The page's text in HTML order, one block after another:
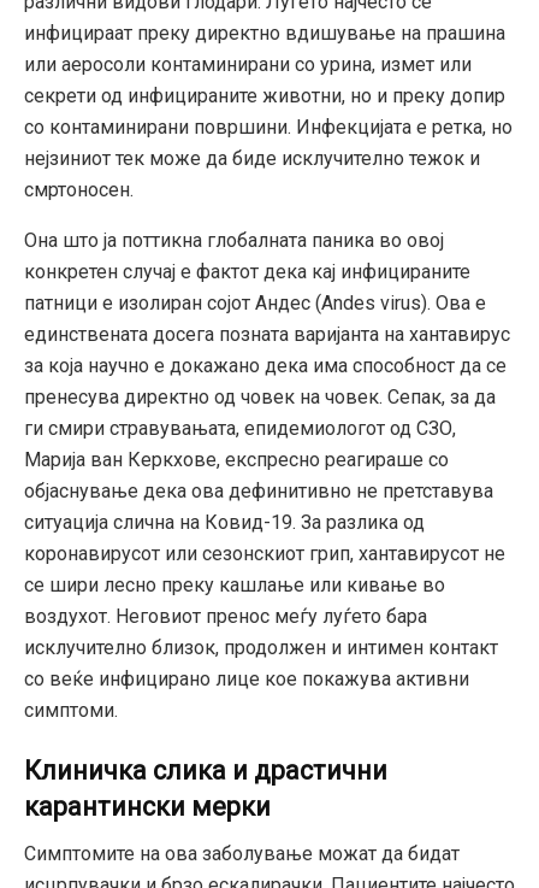
инфицираат преку директно вдишување на прашина
или аеросоли контаминирани со урина, измет или
секрети од инфицираните животни, но и преку допир
со контаминирани површини. Инфекцијата е ретка, но
нејзиниот тек може да биде исклучително тежок и
смртоносен.
Она што ја поттикна глобалната паника во овој
конкретен случај е фактот дека кај инфицираните
патници е изолиран сојот Андес (Andes virus). Ова е
единствената досега позната варијанта на хантавирус
за која научно е докажано дека има способност да се
пренесува директно од човек на човек. Сепак, за да
ги смири стравувањата, епидемиологот од СЗО,
Марија ван Керкхове, експресно реагираше со
објаснување дека ова дефинитивно не претставува
ситуација слична на Ковид-19. За разлика од
коронавирусот или сезонскиот грип, хантавирусот не
се шири лесно преку кашлање или кивање во
воздухот. Неговиот пренос меѓу луѓето бара
исклучително близок, продолжен и интимен контакт
со веќе инфицирано лице кое покажува активни
симптоми.
Клиничка слика и драстични
карантински мерки
Симптомите на ова заболување можат да бидат